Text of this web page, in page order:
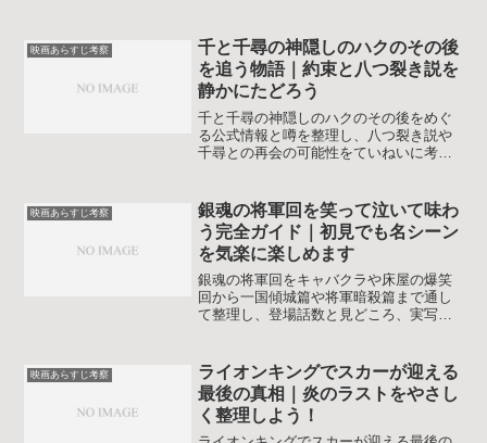
す。
映画あらすじ考察
千と千尋の神隠しのハクのその後
を追う物語｜約束と八つ裂き説を
静かにたどろう
千と千尋の神隠しのハクのその後をめぐ
る公式情報と噂を整理し、八つ裂き説や
千尋との再会の可能性をていねいに考察
す。
映画あらすじ考察
銀魂の将軍回を笑って泣いて味わ
う完全ガイド｜初見でも名シーン
を気楽に楽しめます
銀魂の将軍回をキャバクラや床屋の爆笑
回から一国傾城篇や将軍暗殺篇まで通し
て整理し、登場話数と見どころ、実写映
フも振り返り、初見の人も二度目以降の
鑑賞の人も楽しみ方のヒントを得られま
す。
映画あらすじ考察
ライオンキングでスカーが迎える
最後の真相｜炎のラストをやさし
く整理しよう！